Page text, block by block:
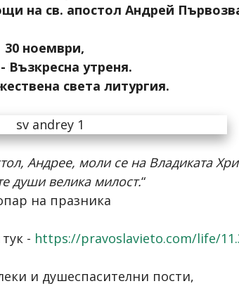
на св. апостол Андрей
30 ноември,
Възкресна утреня.
света литургия.
Андрее, моли се на Владиката
души велика милост.“
на празника
- https://pravoslavieto.com/life/
и душеспасителни пости,